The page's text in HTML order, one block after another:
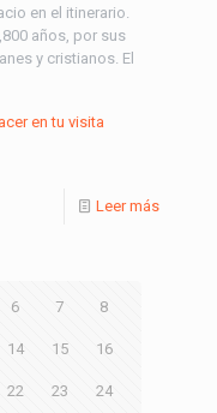
en el itinerario.
años, por sus
y cristianos. El
en tu visita
Leer más
6 7 8
14 15 16
22 23 24